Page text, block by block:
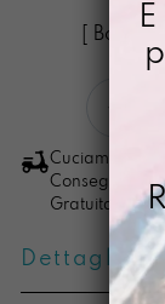
[ Borse
Futuro
Cuciamo ogni
Consegna in
Gratuita per
Dettagli